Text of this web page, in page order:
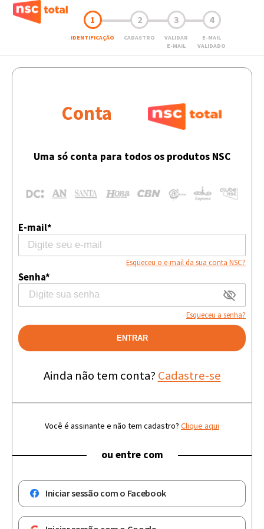
1
IDENTIFICAÇÃO
2
CADASTRO
3
VALIDAR
E-MAIL
4
E-MAIL
VALIDADO
Conta
Uma só conta para todos os produtos NSC
E-mail*
Esqueceu o e-mail da sua conta NSC?
Senha*
Esqueceu a senha?
ENTRAR
Ainda não tem conta? Cadastre-se
Você é assinante e não tem cadastro? Clique aqui
ou entre com
Iniciar sessão com o Facebook